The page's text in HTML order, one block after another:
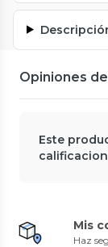
Opiniones
Este
Mis
Haz